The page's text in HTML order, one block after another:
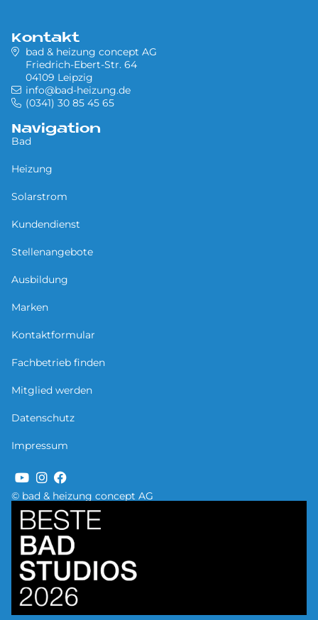
© bad & heizung concept AG
Kontakt
bad & heizung concept AG
Friedrich-Ebert-Str. 64
04109 Leipzig
info@bad-heizung.de
(0341) 30 85 45 65
Navigation
Bad
Heizung
Solarstrom
Kundendienst
Stellenangebote
Ausbildung
Marken
Kontaktformular
Fachbetrieb finden
Mitglied werden
Datenschutz
Impressum